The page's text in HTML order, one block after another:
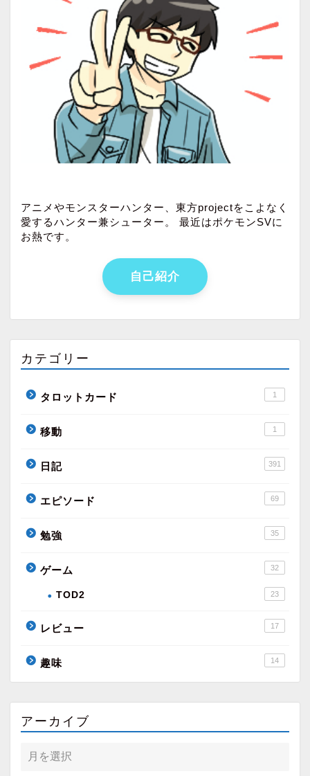
アニメやモンスターハンター、東方projectをこよなく
愛するハンター兼シューター。 最近はポケモンSVに
お熱です。
自己紹介
カテゴリー
タロットカード 1
移動 1
日記 391
エピソード 69
勉強 35
ゲーム 32
TOD2 23
レビュー 17
趣味 14
アーカイブ